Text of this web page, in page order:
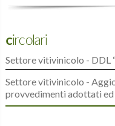
Circolari
Settore vitivinicolo - DDL
Settore vitivinicolo -
provvedimenti adottati